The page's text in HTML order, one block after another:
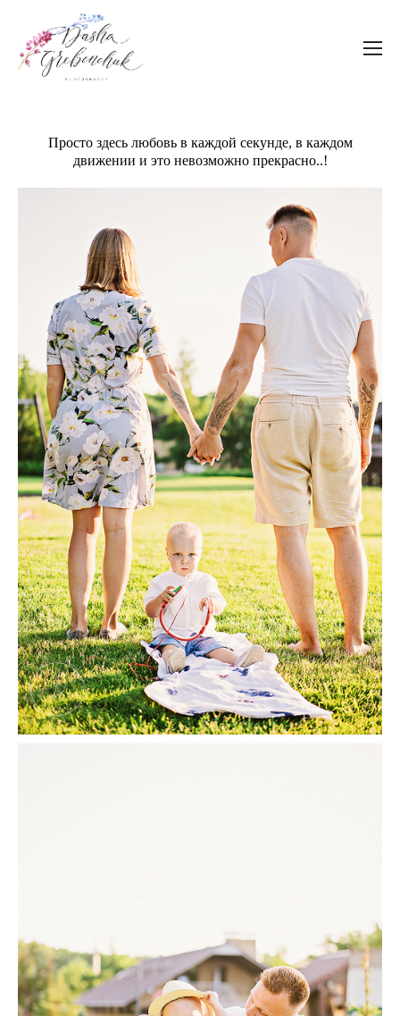
Просто здесь любовь в каждой секунде, в каждом
движении и это невозможно прекрасно..!